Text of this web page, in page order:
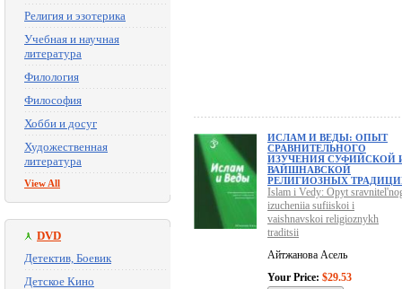
Религия и эзотерика
Учебная и научная
литература
Филология
Философия
Хобби и досуг
Художественная
литература
View All
DVD
Детектив, Боевик
Детское Кино
ИСЛАМ И ВЕДЫ: ОПЫТ
СРАВНИТЕЛЬНОГО
ИЗУЧЕНИЯ СУФИЙСКОЙ
ВАЙШНАВСКОЙ
РЕЛИГИОЗНЫХ
Islam i Vedy: Opyt
izucheniia sufiiskoi i
vaishnavskoi religioznykh
traditsii
Айтжанова Асель
Your Price: $29.53